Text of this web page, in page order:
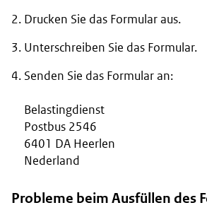
Drucken Sie das Formular aus.
Unterschreiben Sie das Formular.
Senden Sie das Formular an:
Belastingdienst
Postbus 2546
6401 DA Heerlen
Nederland
Probleme beim Ausfüllen des